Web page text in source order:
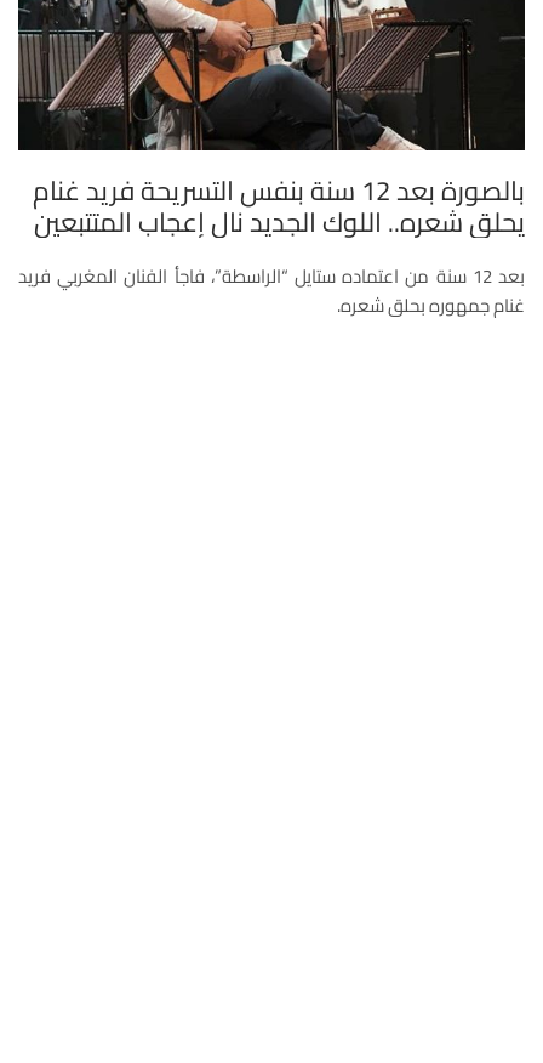
بالصورة بعد 12 سنة بنفس التسريحة فريد غنام
يحلق شعره.. اللوك الجديد نال إعجاب المتتبعين
بعد 12 سنة من اعتماده ستايل “الراسطة”، فاجأ الفنان المغربي فريد
غنام جمهوره بحلق شعره.